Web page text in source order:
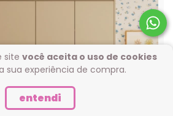
site você aceita o uso de cookies
sua experiência de compra.
entendi